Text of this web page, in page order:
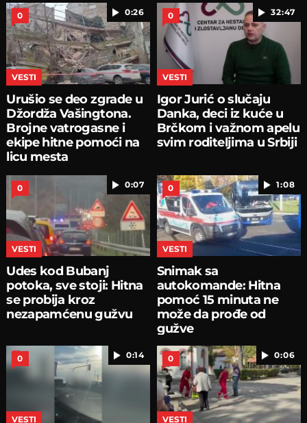
0:26
0
VESTI
Urušio se deo zgrade u
Džordža Vašingtona.
Brojne vatrogasne i
ekipe hitne pomoći na
licu mesta
32:47
0
VESTI
Igor Jurić o slučaju
Danka, deci iz kuće u
Brčkom i važnom apelu
svim roditeljima u Srbiji
0:07
0
VESTI
Udes kod Bubanj
potoka, sve stoji: Hitna
se probija kroz
nezapamćenu gužvu
1:08
0
VESTI
Snimak sa
autokomande: Hitna
pomoć 15 minuta ne
može da prođe od
gužve
0:14
0
VESTI
0:06
0
VESTI